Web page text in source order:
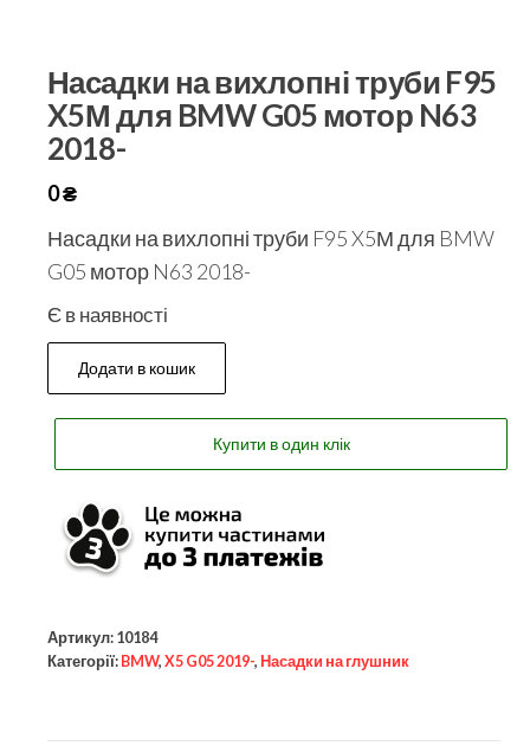
Насадки на вихлопні труби F95
X5М для BMW G05 мотор N63
2018-
0₴
Насадки на вихлопні труби F95 X5М для BMW
G05 мотор N63 2018-
Є в наявності
Додати в кошик
Купити в один клік
Артикул: 10184
Категорії: BMW, X5 G05 2019-, Насадки на глушник